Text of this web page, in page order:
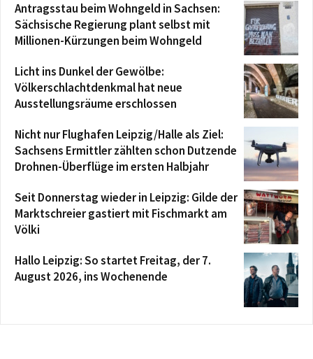
Antragsstau beim Wohngeld in Sachsen:
Sächsische Regierung plant selbst mit
Millionen-Kürzungen beim Wohngeld
Licht ins Dunkel der Gewölbe:
Völkerschlachtdenkmal hat neue
Ausstellungsräume erschlossen
Nicht nur Flughafen Leipzig/Halle als Ziel:
Sachsens Ermittler zählten schon Dutzende
Drohnen-Überflüge im ersten Halbjahr
Seit Donnerstag wieder in Leipzig: Gilde der
Marktschreier gastiert mit Fischmarkt am
Völki
Hallo Leipzig: So startet Freitag, der 7.
August 2026, ins Wochenende